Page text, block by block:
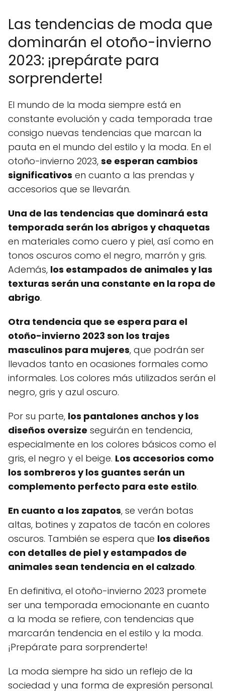
Las tendencias de moda que
dominarán el otoño-invierno
2023: ¡prepárate para
sorprenderte!
El mundo de la moda siempre está en
constante evolución y cada temporada trae
consigo nuevas tendencias que marcan la
pauta en el mundo del estilo y la moda. En el
otoño-invierno 2023, se esperan cambios
significativos en cuanto a las prendas y
accesorios que se llevarán.
Una de las tendencias que dominará esta
temporada serán los abrigos y chaquetas
en materiales como cuero y piel, así como en
tonos oscuros como el negro, marrón y gris.
Además, los estampados de animales y las
texturas serán una constante en la ropa de
abrigo.
Otra tendencia que se espera para el
otoño-invierno 2023 son los trajes
masculinos para mujeres, que podrán ser
llevados tanto en ocasiones formales como
informales. Los colores más utilizados serán el
negro, gris y azul oscuro.
Por su parte, los pantalones anchos y los
diseños oversize seguirán en tendencia,
especialmente en los colores básicos como el
gris, el negro y el beige. Los accesorios como
los sombreros y los guantes serán un
complemento perfecto para este estilo.
En cuanto a los zapatos, se verán botas
altas, botines y zapatos de tacón en colores
oscuros. También se espera que los diseños
con detalles de piel y estampados de
animales sean tendencia en el calzado.
En definitiva, el otoño-invierno 2023 promete
ser una temporada emocionante en cuanto
a la moda se refiere, con tendencias que
marcarán tendencia en el estilo y la moda.
¡Prepárate para sorprenderte!
La moda siempre ha sido un reflejo de la
sociedad y una forma de expresión personal.